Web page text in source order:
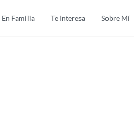
En Familia Te Interesa Sobre Mí